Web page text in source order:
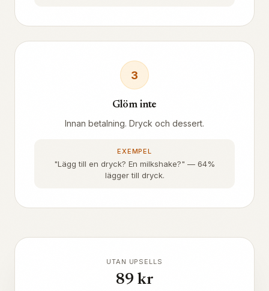
3
Glöm inte
Innan betalning. Dryck och dessert.
EXEMPEL
"Lägg till en dryck? En milkshake?" — 64%
lägger till dryck.
UTAN UPSELLS
89 kr